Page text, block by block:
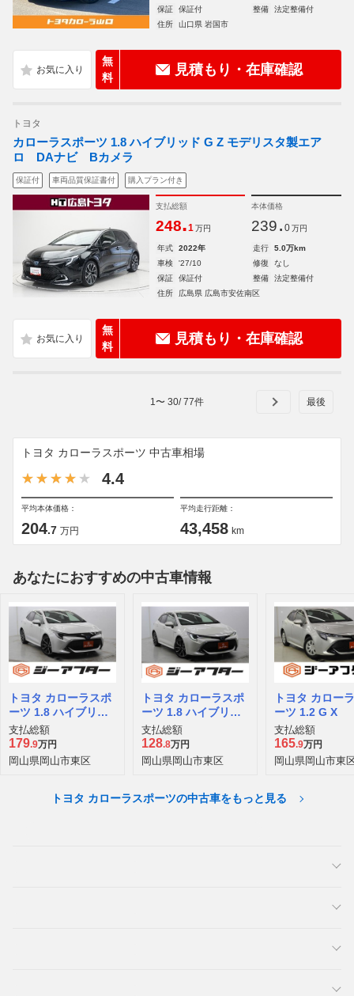
保証 保証付 整備
法定整備付
住所
山口県 岩国市
無
料
見積もり・在庫確認
トヨタ
カローラスポーツ 1.8 ハイブリッド G Z モデリスタ製エア
ロ DAナビ Bカメラ
保証付 車両品質保証書付 購入プラン付き
支払総額
248.1 万円
本体価格
239. 0 万円
年式 2022年 走行
5.0万km
車検
'27/10 修復
なし
保証
保証付 整備
法定整備付
住所
広島県 広島市安佐南区
無
料
見積もり・在庫確認
1 〜 30/77件
トヨタ カローラスポーツ 中古車相場
4.4
平均本体価格：
204.7 万円
平均走行距離：
43,458 km
あなたにおすすめの中古車情報
トヨタ カローラスポ
ーツ 1.8 ハイブリッ
ド G Z
支払総額
179.9万円
岡山県岡山市東区
トヨタ カローラスポ
ーツ 1.8 ハイブリッ
ド G Z
支払総額
128.8万円
岡山県岡山市東区
トヨタ カロー
ーツ 1.2 G X
支払総額
165.9万円
岡山県岡山市東
トヨタ カローラスポーツの中古車をもっと見る